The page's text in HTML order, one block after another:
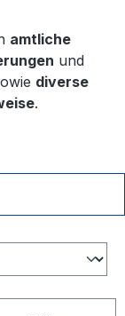
amtliche
und
diverse
.